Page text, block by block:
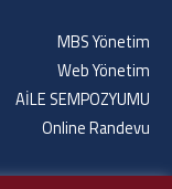
MBS Yönetim
Web Yönetim
AİLE SEMPOZYUMU
Online Randevu